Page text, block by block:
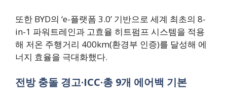
또한 BYD의 ‘e-플랫폼 3.0’ 기반으로 세계 최초의 8-
in-1 파워트레인과 고효율 히트펌프 시스템을 적용
해 저온 주행거리 400km(환경부 인증)를 달성해 에
너지 효율을 극대화했다.
전방 충돌 경고·ICC·총 9개 에어백 기본